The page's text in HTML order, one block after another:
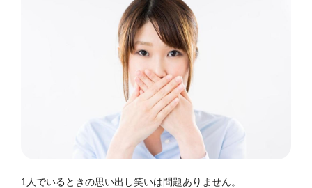
1人でいるときの思い出し笑いは問題ありません。